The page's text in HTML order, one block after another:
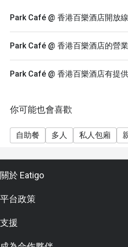
【下午茶套餐】
星期一至日：15:00 - 17:00
【自助晚餐】
星期一至四：18:30 - 21:30
價錢：成人$618
1. 客人須於預訂時間15分鐘內
2. 另設加一服務費，並以原價
5. 此優惠不適用於宴會、單點
6. 如有任何爭議，餐廳將保留
Park Café @ 香港百樂酒店開放
Park Café @ 香港百樂酒店的營
Park Café @ 香港百樂酒店有提
你可能也會喜歡
自助餐 多人 私人包廂
關於 Eatigo
平台政策
支援